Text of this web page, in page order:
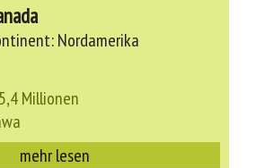
Nordamerika
Millionen
mehr lesen